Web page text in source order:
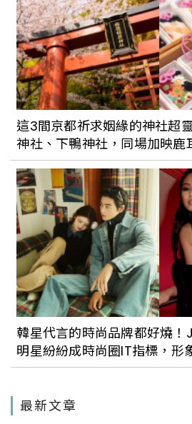
這3間京都祈求姻緣的神社超
神社、下鴨神社，同場加映鹿
神社
韓星代言的時尚品牌都好燒
明星紛紛成時尚圈IT指標，形
最新文章